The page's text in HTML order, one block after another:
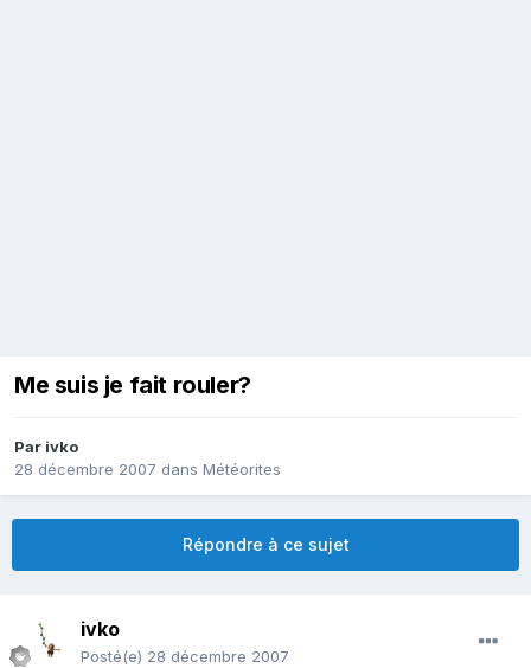
Me suis je fait rouler?
Par ivko
28 décembre 2007 dans Météorites
Répondre à ce sujet
ivko
Posté(e) 28 décembre 2007